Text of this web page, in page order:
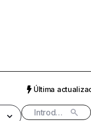
Última